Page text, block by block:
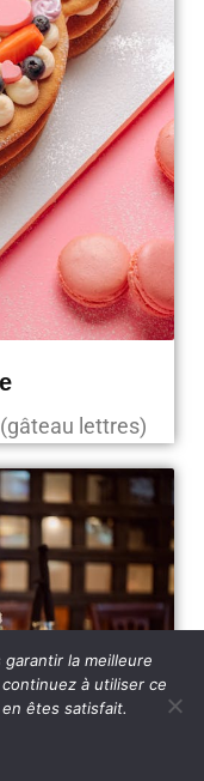
lettres)
la meilleure
à utiliser ce
êtes satisfait.